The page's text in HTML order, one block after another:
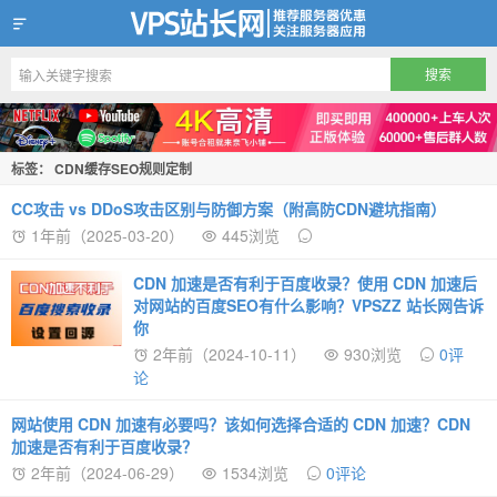
VPS站长网
标签：‌‌‌ ‌CDN缓存SEO规则定制
CC攻击 vs DDoS攻击区别与防御方案（附高防CDN避坑指南）
1年前（2025-03-20）
445浏览
CDN 加速是否有利于百度收录？使用 CDN 加速后
对网站的百度SEO有什么影响？VPSZZ 站长网告诉
你
2年前（2024-10-11）
930浏览
0评
论
网站使用 CDN 加速有必要吗？该如何选择合适的 CDN 加速？CDN
加速是否有利于百度收录？
2年前（2024-06-29）
1534浏览 0评论